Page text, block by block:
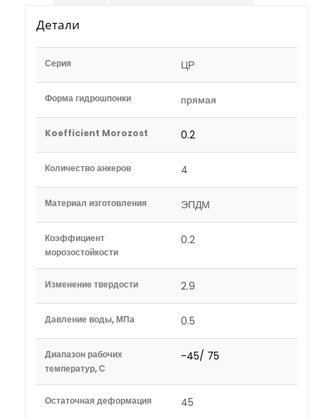
Детали
Серия ЦР
Форма гидрошпонки прямая
Koefficient Morozost 0.2
Количество анкеров 4
Материал изготовления ЭПДМ
Коэффициент
морозостойкости
0.2
Изменение твердости 2.9
Давление воды, МПа 0.5
Диапазон рабочих
температур, С
-45/ 75
Остаточная деформация 45